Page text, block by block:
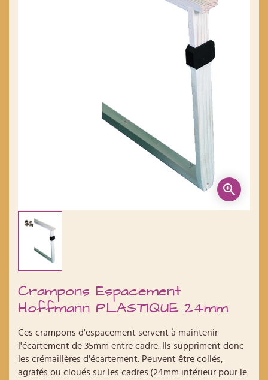
Crampons Espacement
Hoffmann PLASTIQUE 24mm
Ces crampons d'espacement servent à maintenir
l'écartement de 35mm entre cadre. Ils suppriment donc
les crémaillères d'écartement. Peuvent être collés,
agrafés ou cloués sur les cadres.(24mm intérieur pour le